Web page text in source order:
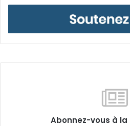
Abonnez-vous à